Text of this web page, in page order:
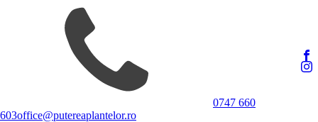
0747 660
603office@putereaplantelor.ro